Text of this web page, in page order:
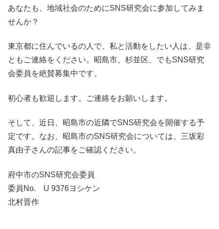
あなたも、地域社会のためにSNS研究会に参加してみま
せんか？
東京都に住んでいるの人で、私と活動をしたい人は、是非
ともご連絡をください。昭島市、杉並区、でもSNS研究
会委員を絶賛募集中です。
初心者も歓迎します。ご連絡をお願いします。
そして、近日、昭島市の近隣でSNS研究会を開催する予
定です。なお、昭島市のSNS研究会については、三坂彩
真由子さんの記事をご確認ください。
府中市のSNS研究会委員
委員No. U 9376ヨシケン
北村晋作